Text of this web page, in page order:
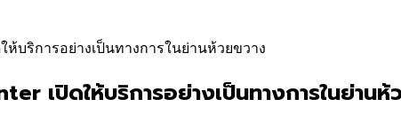
ให้บริการอย่างเป็นทางการในย่านห้วยขวาง
เปิดให้บริการอย่างเป็นทางการในย่านห้